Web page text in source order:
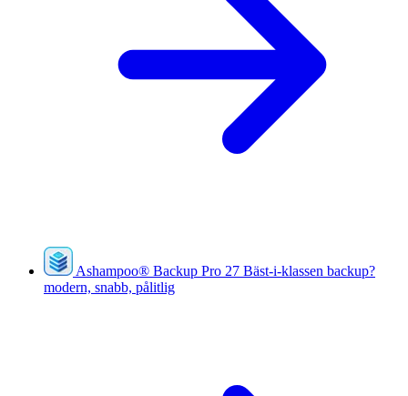
Ashampoo® Backup Pro 27 Bäst-i-klassen backup?
modern, snabb, pålitlig